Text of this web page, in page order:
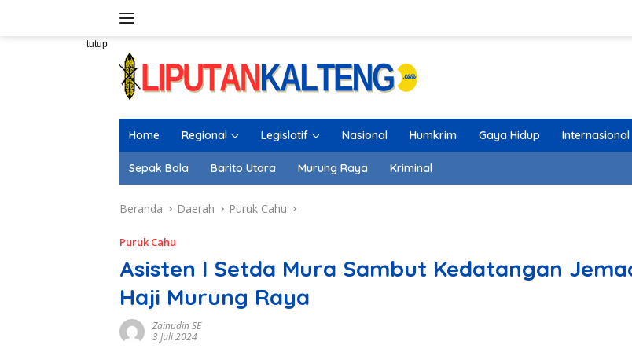
tutup
Home Regional Legislatif Nasional Humkrim Gaya Hidup Internasional
Sepak Bola Barito Utara Murung Raya Kriminal
Beranda Daerah Puruk Cahu
Puruk Cahu
Asisten I Setda Mura Sambut Kedatangan
Haji Murung Raya
Zainudin SE
3 Juli 2024